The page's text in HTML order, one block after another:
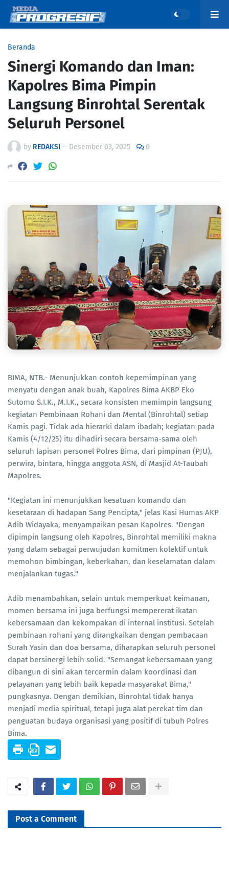
Beranda
Sinergi Komando dan Iman:
Kapolres Bima Pimpin
Langsung Binrohtal Serentak
Seluruh Personel
by REDAKSI — Desember 03, 2025 0
BIMA, NTB.- Menunjukkan contoh kepemimpinan yang
menyatu dengan anak buah, Kapolres Bima AKBP Eko
Sutomo S.I.K., M.I.K., secara konsisten memimpin langsung
kegiatan Pembinaan Rohani dan Mental (Binrohtal) setiap
Kamis pagi. Tidak ada hierarki dalam ibadah; kegiatan pada
Kamis (4/12/25) itu dihadiri secara bersama-sama oleh
seluruh lapisan personel Polres Bima, dari pimpinan (PJU),
perwira, bintara, hingga anggota ASN, di Masjid At-Taubah
Mapolres.
"Kegiatan ini menunjukkan kesatuan komando dan
kesetaraan di hadapan Sang Pencipta," jelas Kasi Humas AKP
Adib Widayaka, menyampaikan pesan Kapolres. "Dengan
dipimpin langsung oleh Kapolres, Binrohtal memiliki makna
yang dalam sebagai perwujudan komitmen kolektif untuk
memohon bimbingan, keberkahan, dan keselamatan dalam
menjalankan tugas."
Adib menambahkan, selain untuk memperkuat keimanan,
momen bersama ini juga berfungsi mempererat ikatan
kebersamaan dan kekompakan di internal institusi. Setelah
pembinaan rohani yang dirangkaikan dengan pembacaan
Surah Yasin dan doa bersama, diharapkan seluruh personel
dapat bersinergi lebih solid. "Semangat kebersamaan yang
dibangun di sini akan tercermin dalam koordinasi dan
pelayanan yang lebih baik kepada masyarakat Bima,"
pungkasnya. Dengan demikian, Binrohtal tidak hanya
menjadi media spiritual, tetapi juga alat perekat tim dan
penguatan budaya organisasi yang positif di tubuh Polres
Bima.
Post a Comment